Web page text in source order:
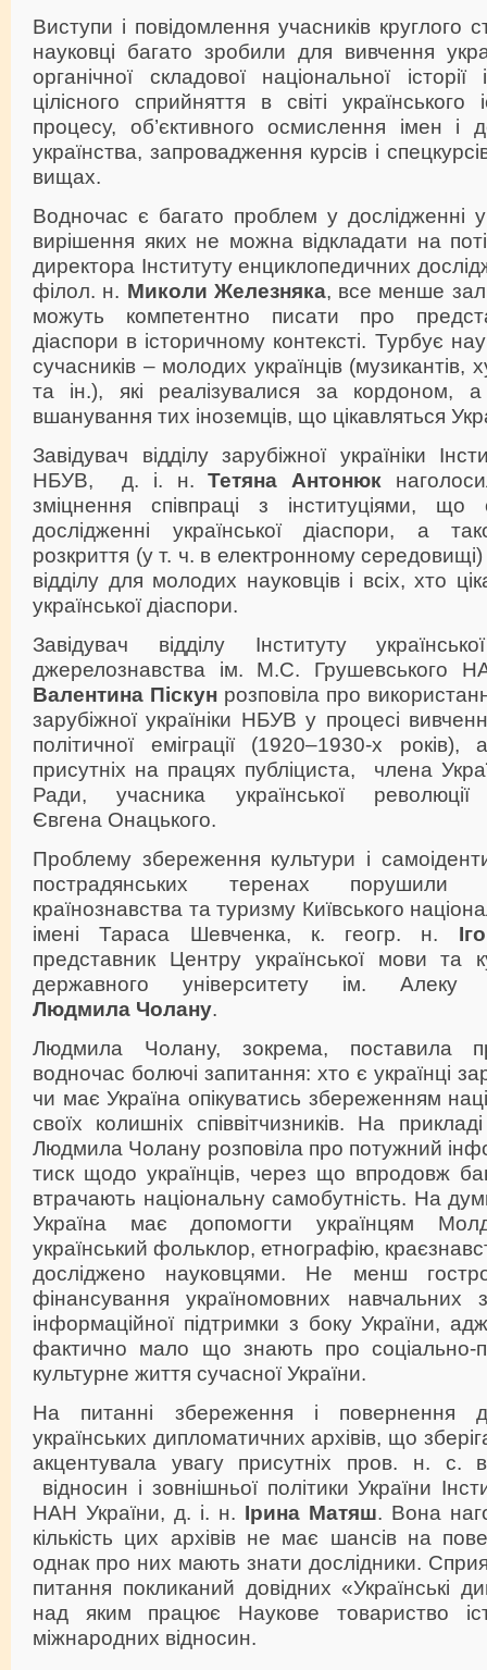
Виступи і повідомлення учасників круглого
науковці багато зробили для вивчення
органічної складової національної
цілісного сприйняття в світі українського
процесу, об’єктивного осмислення імен і
українства, запровадження курсів і
вищах.
Водночас є багато проблем у дослідженні
вирішення яких не можна відкладати на
директора Інституту енциклопедичних
філол. н. Миколи Железняка, все менше
можуть компетентно писати про
діаспори в історичному контексті. Турбує
сучасників – молодих українців (музикантів,
та ін.), які реалізувалися за кордоном,
вшанування тих іноземців, що цікавляться
Завідувач відділу зарубіжної україніки
НБУВ,
д. і. н. Тетяна Антонюк
зміцнення співпраці з інституціями, що
дослідженні української діаспори, а
розкриття (у т. ч. в електронному середовищі)
відділу для молодих науковців і всіх, хто
української діаспори.
Завідувач відділу Інституту
джерелознавства ім. М.С. Грушевського
Валентина Піскун розповіла про
зарубіжної україніки НБУВ у процесі
політичної еміграції (1920–1930-х років),
присутніх на працях публіциста, члена
Ради, учасника української
Євгена Онацького.
Проблему збереження культури і
пострадянських теренах порушили
країнознавства та туризму Київського
імені Тараса Шевченка, к. геогр. н.
представник Центру української мови та
державного університету ім.
Людмила Чолану.
Людмила Чолану, зокрема, поставила
водночас болючі запитання: хто є українці
чи має Україна опікуватись збереженням
своїх колишніх співвітчизників. На
Людмила Чолану розповіла про потужний
тиск щодо українців, через що впродовж
втрачають національну самобутність. На
Україна має допомогти українцям
український фольклор, етнографію,
досліджено науковцями. Не менш
фінансування україномовних навчальних
інформаційної підтримки з боку України,
фактично мало що знають про соціально-
культурне життя сучасної України.
На питанні збереження і повернення
українських дипломатичних архівів, що
акцентувала увагу присутніх пров. н. с.
відносин і зовнішньої політики України
НАН України, д. і. н. Ірина Матяш. Вона
кількість цих архівів не має шансів на
однак про них мають знати дослідники.
питання покликаний довідних «Українські
над яким працює Наукове товариство
міжнародних відносин.